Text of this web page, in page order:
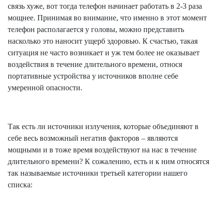
связь хуже, вот тогда телефон начинает работать в 2-3 раза
мощнее. Принимая во внимание, что именно в этот момент
телефон располагается у головы, можно представить
насколько это наносит ущерб здоровью. К счастью, такая
ситуация не часто возникает и уж тем более не оказывает
воздействия в течение длительного времени, относя
портативные устройства у источников вполне себе
умеренной опасности.
Так есть ли источники излучения, которые объединяют в
себе весь возможный негатив факторов – являются
мощными и в тоже время воздействуют на нас в течение
длительного времени? К сожалению, есть и к ним относятся
так называемые источники третьей категории нашего
списка: